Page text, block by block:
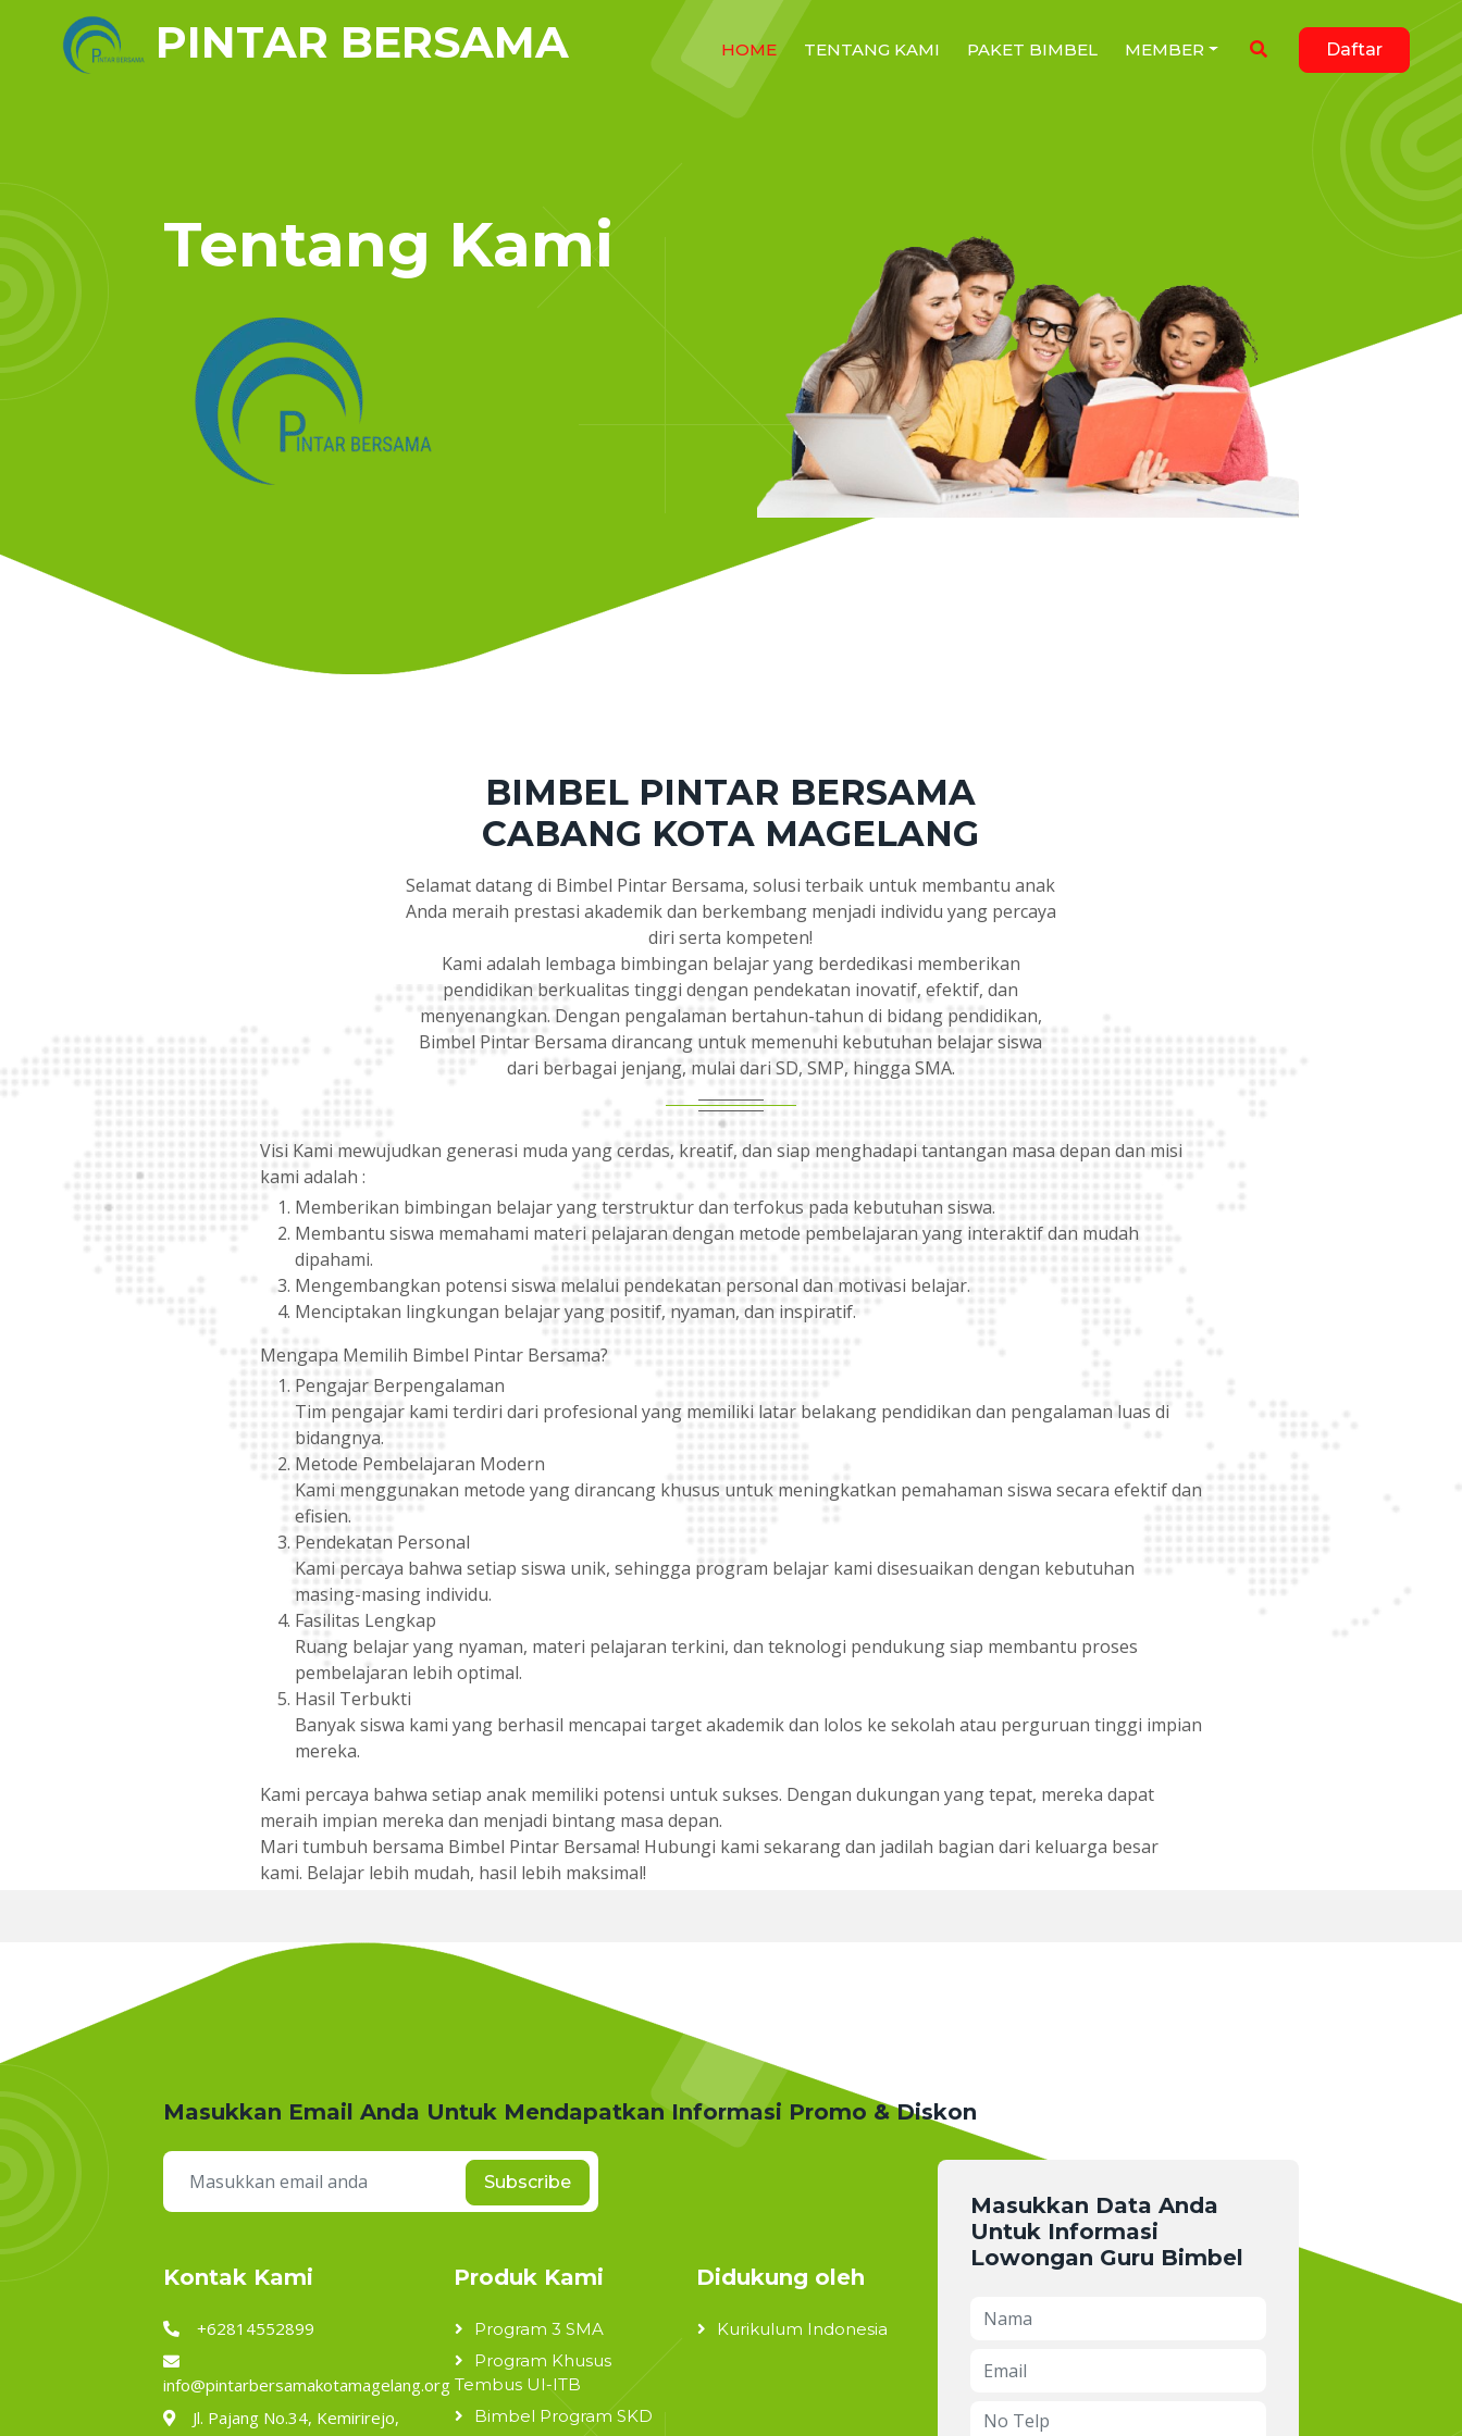
PINTAR BERSAMA HOME TENTANG KAMI PAKET BIMBEL MEMBER Daftar
Tentang Kami
BIMBEL PINTAR BERSAMA
CABANG KOTA MAGELANG
Selamat datang di Bimbel Pintar Bersama, solusi terbaik untuk membantu anak
Anda meraih prestasi akademik dan berkembang menjadi individu yang percaya
diri serta kompeten!
Kami adalah lembaga bimbingan belajar yang berdedikasi memberikan
pendidikan berkualitas tinggi dengan pendekatan inovatif, efektif, dan
menyenangkan. Dengan pengalaman bertahun-tahun di bidang pendidikan,
Bimbel Pintar Bersama dirancang untuk memenuhi kebutuhan belajar siswa
dari berbagai jenjang, mulai dari SD, SMP, hingga SMA.
Visi Kami mewujudkan generasi muda yang cerdas, kreatif, dan siap menghadapi tantangan masa depan dan misi
kami adalah :
Memberikan bimbingan belajar yang terstruktur dan terfokus pada kebutuhan siswa.
Membantu siswa memahami materi pelajaran dengan metode pembelajaran yang interaktif dan mudah
dipahami.
Mengembangkan potensi siswa melalui pendekatan personal dan motivasi belajar.
Menciptakan lingkungan belajar yang positif, nyaman, dan inspiratif.
Mengapa Memilih Bimbel Pintar Bersama?
Pengajar Berpengalaman
Tim pengajar kami terdiri dari profesional yang memiliki latar belakang pendidikan dan pengalaman luas di
bidangnya.
Metode Pembelajaran Modern
Kami menggunakan metode yang dirancang khusus untuk meningkatkan pemahaman siswa secara efektif dan
efisien.
Pendekatan Personal
Kami percaya bahwa setiap siswa unik, sehingga program belajar kami disesuaikan dengan kebutuhan
masing-masing individu.
Fasilitas Lengkap
Ruang belajar yang nyaman, materi pelajaran terkini, dan teknologi pendukung siap membantu proses
pembelajaran lebih optimal.
Hasil Terbukti
Banyak siswa kami yang berhasil mencapai target akademik dan lolos ke sekolah atau perguruan tinggi impian
mereka.
Kami percaya bahwa setiap anak memiliki potensi untuk sukses. Dengan dukungan yang tepat, mereka dapat
meraih impian mereka dan menjadi bintang masa depan.
Mari tumbuh bersama Bimbel Pintar Bersama! Hubungi kami sekarang dan jadilah bagian dari keluarga besar
kami. Belajar lebih mudah, hasil lebih maksimal!
Masukkan Email Anda Untuk Mendapatkan Informasi Promo & Diskon
Subscribe
Kontak Kami
+62814552899
info@pintarbersamakotamagelang.org
Jl. Pajang No.34, Kemirirejo,
Produk Kami
Program 3 SMA
Program Khusus
Tembus UI-ITB
Bimbel Program SKD
Didukung oleh
Kurikulum Indonesia
Masukkan Data Anda
Untuk Informasi
Lowongan Guru Bimbel